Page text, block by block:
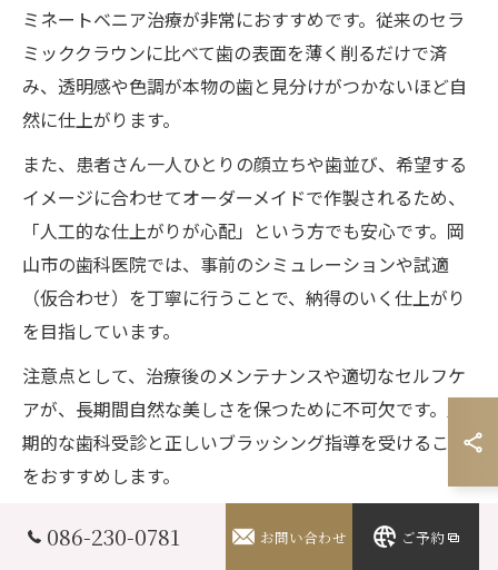
ミネートベニア治療が非常におすすめです。従来のセラ
ミッククラウンに比べて歯の表面を薄く削るだけで済
み、透明感や色調が本物の歯と見分けがつかないほど自
然に仕上がります。
また、患者さん一人ひとりの顔立ちや歯並び、希望する
イメージに合わせてオーダーメイドで作製されるため、
「人工的な仕上がりが心配」という方でも安心です。岡
山市の歯科医院では、事前のシミュレーションや試適
（仮合わせ）を丁寧に行うことで、納得のいく仕上がり
を目指しています。
注意点として、治療後のメンテナンスや適切なセルフケ
アが、長期間自然な美しさを保つために不可欠です。定
期的な歯科受診と正しいブラッシング指導を受けること
をおすすめします。
ラミネートベニア治療が向く症状とは
086-230-0781 お問い合わせ ご予約